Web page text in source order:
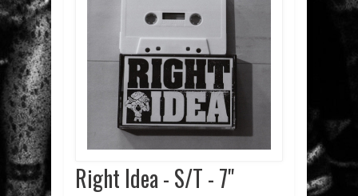
Right Idea - S/T - 7"